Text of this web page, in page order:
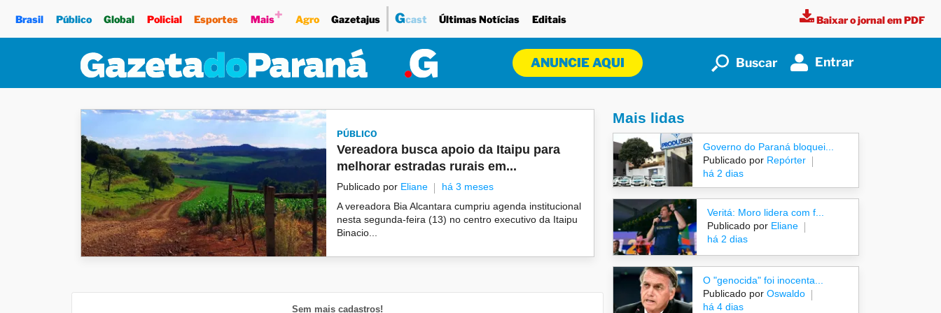
Brasil Público Global Policial Esportes Mais+ Agro Gazetajus Gcast Últimas Notícias Editais Baixar o jornal em PDF
ANUNCIE AQUI Buscar Entrar
PÚBLICO
Vereadora busca apoio da Itaipu para
melhorar estradas rurais em...
Publicado por Eliane
há 3 meses
A vereadora Bia Alcantara cumpriu agenda institucional
nesta segunda-feira (13) no centro executivo da Itaipu
Binacio...
Sem mais cadastros!
Mais lidas
Governo do Paraná bloquei...
Publicado por Repórter
há 2 dias
Veritá: Moro lidera com f...
Publicado porEliane
há 2 dias
O "genocida" foi inocenta...
Publicado por Oswaldo
há 4 dias